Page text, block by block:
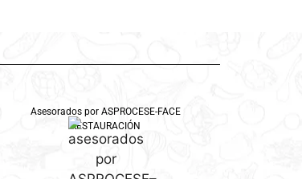
Asesorados por ASPROCESE-FACE
RESTAURACIÓN